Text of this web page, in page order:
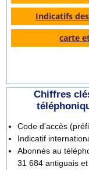
Indicatifs
carte
Chiffres
Code d'accès
Indicatif
Abonnés au
31 684 antiguais